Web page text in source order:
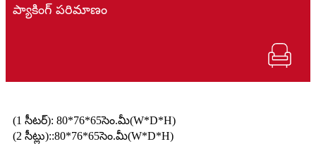
ప్యాకింగ్ పరిమాణం
(1 సీటర్): 80*76*65సెం.మీ(W*D*H)
(2 సీట్లు)::80*76*65సెం.మీ(W*D*H)